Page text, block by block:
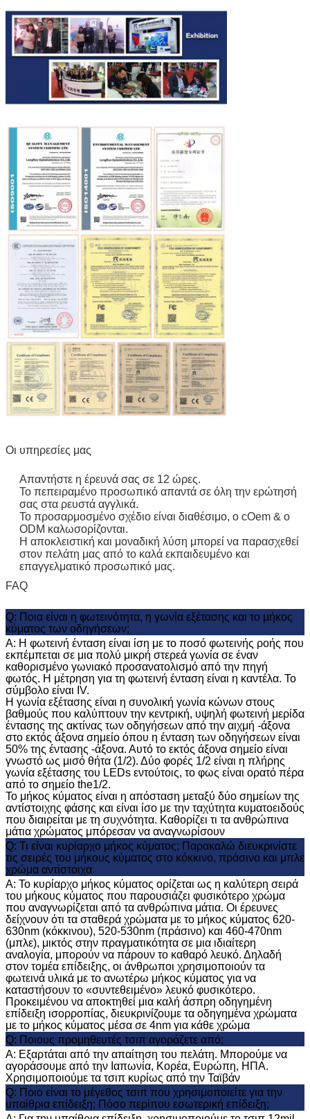
Οι υπηρεσίες μας
Απαντήστε η έρευνά σας σε 12 ώρες.
Το πεπειραμένο προσωπικό απαντά σε όλη την ερώτησή
σας στα ρευστά αγγλικά.
Το προσαρμοσμένο σχέδιο είναι διαθέσιμο, ο cOem & ο
ODM καλωσορίζονται.
Η αποκλειστική και μοναδική λύση μπορεί να παρασχεθεί
στον πελάτη μας από το καλά εκπαιδευμένο και
επαγγελματικό προσωπικό μας.
FAQ
Q: Ποια είναι η φωτεινότητα, η γωνία εξέτασης και το μήκος
κύματος των οδηγήσεων;
Α: Η φωτεινή ένταση είναι ίση με το ποσό φωτεινής ροής που
εκπέμπεται σε μια πολύ μικρή στερεά γωνία σε έναν
καθορισμένο γωνιακό προσανατολισμό από την πηγή
φωτός. Η μέτρηση για τη φωτεινή ένταση είναι η καντέλα. Το
σύμβολο είναι IV.
Η γωνία εξέτασης είναι η συνολική γωνία κώνων στους
βαθμούς που καλύπτουν την κεντρική, υψηλή φωτεινή μερίδα
έντασης της ακτίνας των οδηγήσεων από την αιχμή -άξονα
στο εκτός άξονα σημείο όπου η ένταση των οδηγήσεων είναι
50% της έντασης -άξονα. Αυτό το εκτός άξονα σημείο είναι
γνωστό ως μισό θήτα (1/2). Δύο φορές 1/2 είναι η πλήρης
γωνία εξέτασης του LEDs εντούτοις, το φως είναι ορατό πέρα
από το σημείο the1/2.
Το μήκος κύματος είναι η απόσταση μεταξύ δύο σημείων της
αντίστοιχης φάσης και είναι ίσο με την ταχύτητα κυματοειδούς
που διαιρείται με τη συχνότητα. Καθορίζει τι τα ανθρώπινα
μάτια χρώματος μπόρεσαν να αναγνωρίσουν
Q: Τι είναι κυρίαρχο μήκος κύματος; Παρακαλώ διευκρινίστε
τις σειρές του μήκους κύματος στο κόκκινο, πράσινο και μπλε
χρώμα αντίστοιχα.
Α: Το κυρίαρχο μήκος κύματος ορίζεται ως η καλύτερη σειρά
του μήκους κύματος που παρουσιάζει φυσικότερο χρώμα
που αναγνωρίζεται από τα ανθρώπινα μάτια. Οι έρευνες
δείχνουν ότι τα σταθερά χρώματα με το μήκος κύματος 620-
630nm (κόκκινου), 520-530nm (πράσινο) και 460-470nm
(μπλε), μικτός στην πραγματικότητα σε μια ιδιαίτερη
αναλογία, μπορούν να πάρουν το καθαρό λευκό. Δηλαδή
στον τομέα επίδειξης, οι άνθρωποι χρησιμοποιούν τα
φωτεινά υλικά με το ανωτέρω μήκος κύματος για να
καταστήσουν το «συντεθειμένο» λευκό φυσικότερο.
Προκειμένου να αποκτηθεί μια καλή άσπρη οδηγημένη
επίδειξη ισορροπίας, διευκρινίζουμε τα οδηγημένα χρώματα
με το μήκος κύματος μέσα σε 4nm για κάθε χρώμα
Q: Ποιους προμηθευτές τσιπ αγοράζετε από;
Α: Εξαρτάται από την απαίτηση του πελάτη. Μπορούμε να
αγοράσουμε από την Ιαπωνία, Κορέα, Ευρώπη, ΗΠΑ.
Χρησιμοποιούμε τα τσιπ κυρίως από την Ταϊβάν
Q: Ποιο είναι το μέγεθος τσιπ που χρησιμοποιείτε για την
υπαίθρια επίδειξη; Πόσο περίπου εσωτερική επίδειξη;